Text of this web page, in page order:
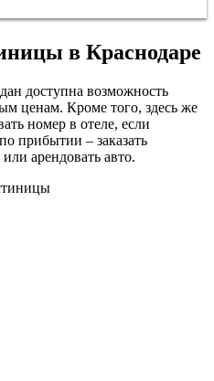
в Краснодаре
доступна возможность
ценам. Кроме того, здесь же
номер в отеле, если
прибытии – заказать
арендовать авто.